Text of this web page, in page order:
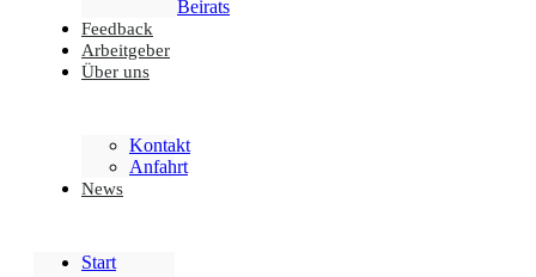
Beirats
Feedback
Arbeitgeber
Über uns
Kontakt
Anfahrt
News
Start